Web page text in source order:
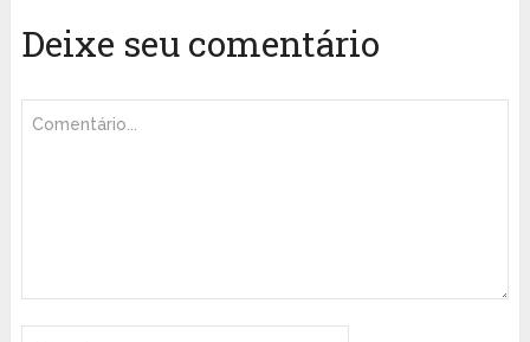
Deixe seu comentário